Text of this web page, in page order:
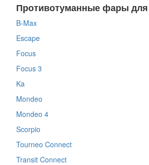
Противотуманные фары для
B-Max
Escape
Focus
Focus 3
Ka
Mondeo
Mondeo 4
Scorpio
Tourneo Connect
Transit Connect